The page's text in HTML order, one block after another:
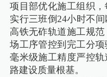
项目部优化施工组织，
实行三班倒24小时不
高铁无砟轨道施工规
场工序管控到完工分
毫米级施工精度严控
路建设质量根基。